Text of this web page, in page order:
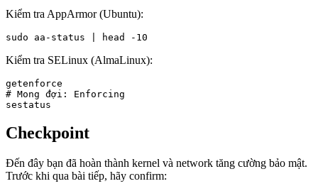
Kiểm tra AppArmor (Ubuntu):
sudo aa-status | head -10
Kiểm tra SELinux (AlmaLinux):
getenforce
# Mong đợi: Enforcing
sestatus
Checkpoint
Đến đây bạn đã hoàn thành kernel và network tăng cường bảo mật.
Trước khi qua bài tiếp, hãy confirm: